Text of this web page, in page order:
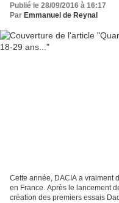
Publié le 28/09/2016 à 16:17
Par Emmanuel de Reynal
Cette année, DACIA a vraiment
en France. Après le lancement
création des premiers essais